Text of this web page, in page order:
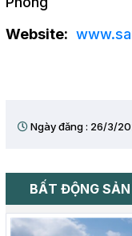
Website:
Ngày đăng : 26/3/
BẤT ĐỘNG